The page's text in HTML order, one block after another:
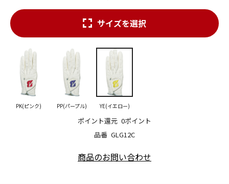
品番 GLG12C
ポイント還元 0ポイント
サイズを選択
PK(ピンク) PP(パープル) YE(イエロー)
商品のお問い合わせ